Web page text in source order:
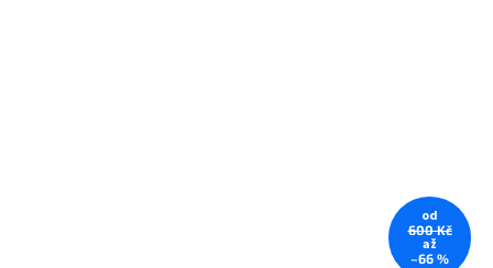
od
600 Kč
až
–66 %